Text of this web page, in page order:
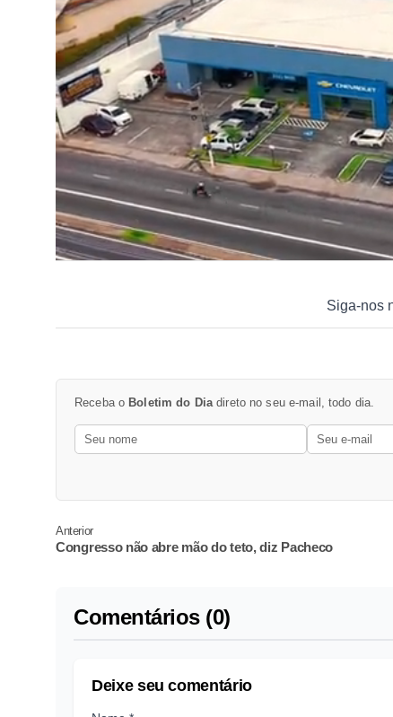
Siga-nos
Receba o Boletim do Diadireto no seu e-mail, todo dia.
Anterior
Congresso não abre mão do teto, diz Pacheco
Comentários (0)
Deixe seu comentário